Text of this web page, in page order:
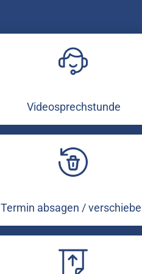
Videosprechstunde
Termin absagen /